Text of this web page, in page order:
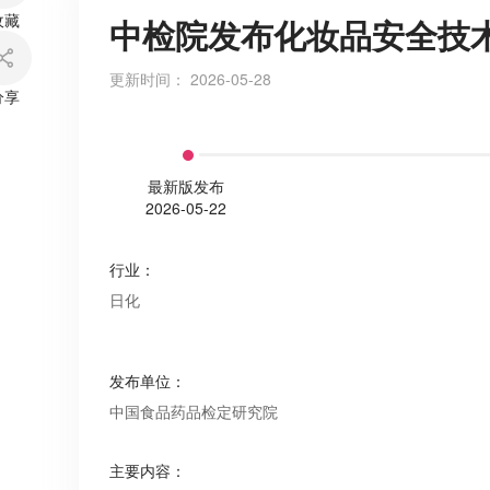
藏
享
中检院发布化妆品安全技
更新时间： 2026-05-28
最新版发布
2026-05-22
行业 ：
日化
发布单位 ：
中国食品药品检定研究院
主要内容 ：